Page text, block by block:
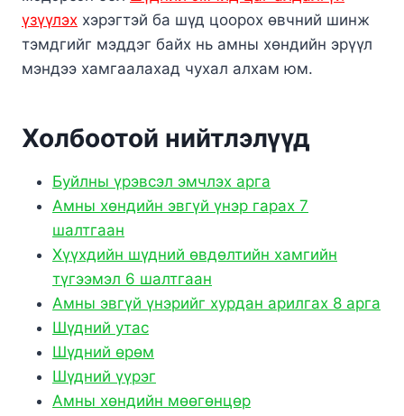
үзүүлэх хэрэгтэй ба шүд цоорох өвчний шинж
тэмдгийг мэддэг байх нь амны хөндийн эрүүл
мэндээ хамгаалахад чухал алхам юм.
Холбоотой нийтлэлүүд
Буйлны үрэвсэл эмчлэх арга
Амны хөндийн эвгүй үнэр гарах 7
шалтгаан
Хүүхдийн шүдний өвдөлтийн хамгийн
түгээмэл 6 шалтгаан
Амны эвгүй үнэрийг хурдан арилгах 8 арга
Шүдний утас
Шүдний өрөм
Шүдний үүрэг
Амны хөндийн мөөгөнцөр